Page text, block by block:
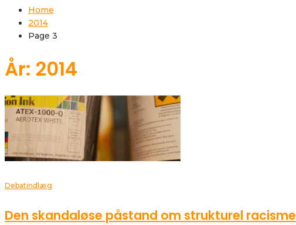
Home
2014
Page 3
År: 2014
Debatindlæg
Den skandaløse påstand om strukturel racisme